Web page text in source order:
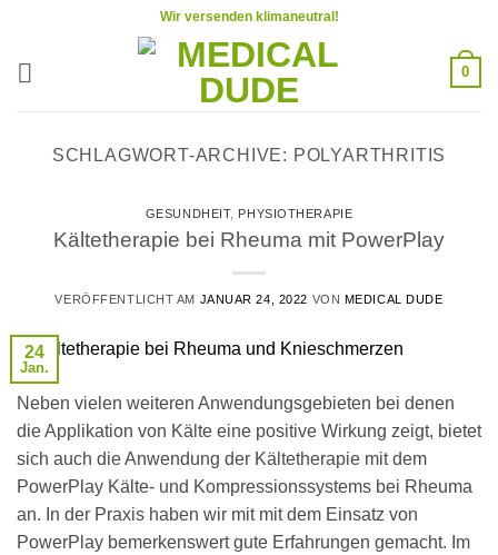
springen
Wir versenden klimaneutral!
0
SCHLAGWORT-ARCHIVE: POLYARTHRITIS
GESUNDHEIT, PHYSIOTHERAPIE
Kältetherapie bei Rheuma mit PowerPlay
VERÖFFENTLICHT AM JANUAR 24, 2022 VON MEDICAL DUDE
24
Jan.
Neben vielen weiteren Anwendungsgebieten bei denen
die Applikation von Kälte eine positive Wirkung zeigt, bietet
sich auch die Anwendung der Kältetherapie mit dem
PowerPlay Kälte- und Kompressionssystems bei Rheuma
an. In der Praxis haben wir mit mit dem Einsatz von
PowerPlay bemerkenswert gute Erfahrungen gemacht. Im